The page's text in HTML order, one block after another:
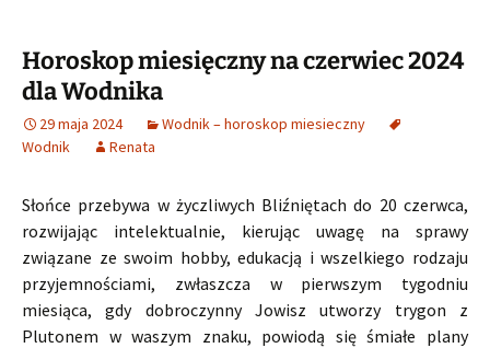
Horoskop miesięczny na czerwiec 2024
dla Wodnika
29 maja 2024
Wodnik – horoskop miesieczny
Wodnik
Renata
Słońce przebywa w życzliwych Bliźniętach do 20 czerwca,
rozwijając intelektualnie, kierując uwagę na sprawy
związane ze swoim hobby, edukacją i wszelkiego rodzaju
przyjemnościami, zwłaszcza w pierwszym tygodniu
miesiąca, gdy dobroczynny Jowisz utworzy trygon z
Plutonem w waszym znaku, powiodą się śmiałe plany